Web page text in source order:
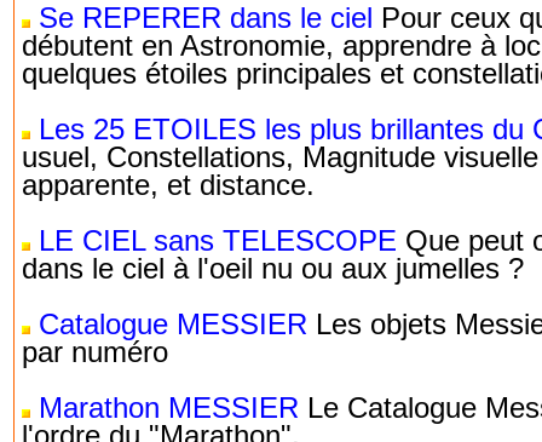
Se REPERER dans le ciel Pour ceux
débutent en Astronomie, apprendre à
quelques étoiles principales et
Les 25 ETOILES les plus brillantes du
usuel, Constellations, Magnitude visuelle
apparente, et distance.
LE CIEL sans TELESCOPE Que peut
dans le ciel à l'oeil nu ou aux jumelles ?
Catalogue MESSIER Les objets
par numéro
Marathon MESSIER Le Catalogue
l'ordre du "Marathon".